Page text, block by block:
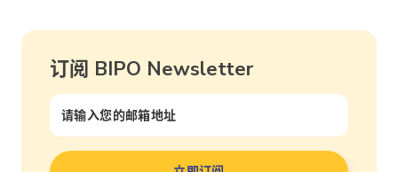
订阅 BIPO Newsletter